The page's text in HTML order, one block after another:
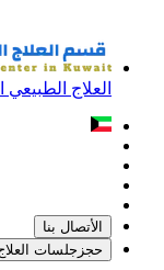
العلاج
الأتصال بنا
حجزجلسات